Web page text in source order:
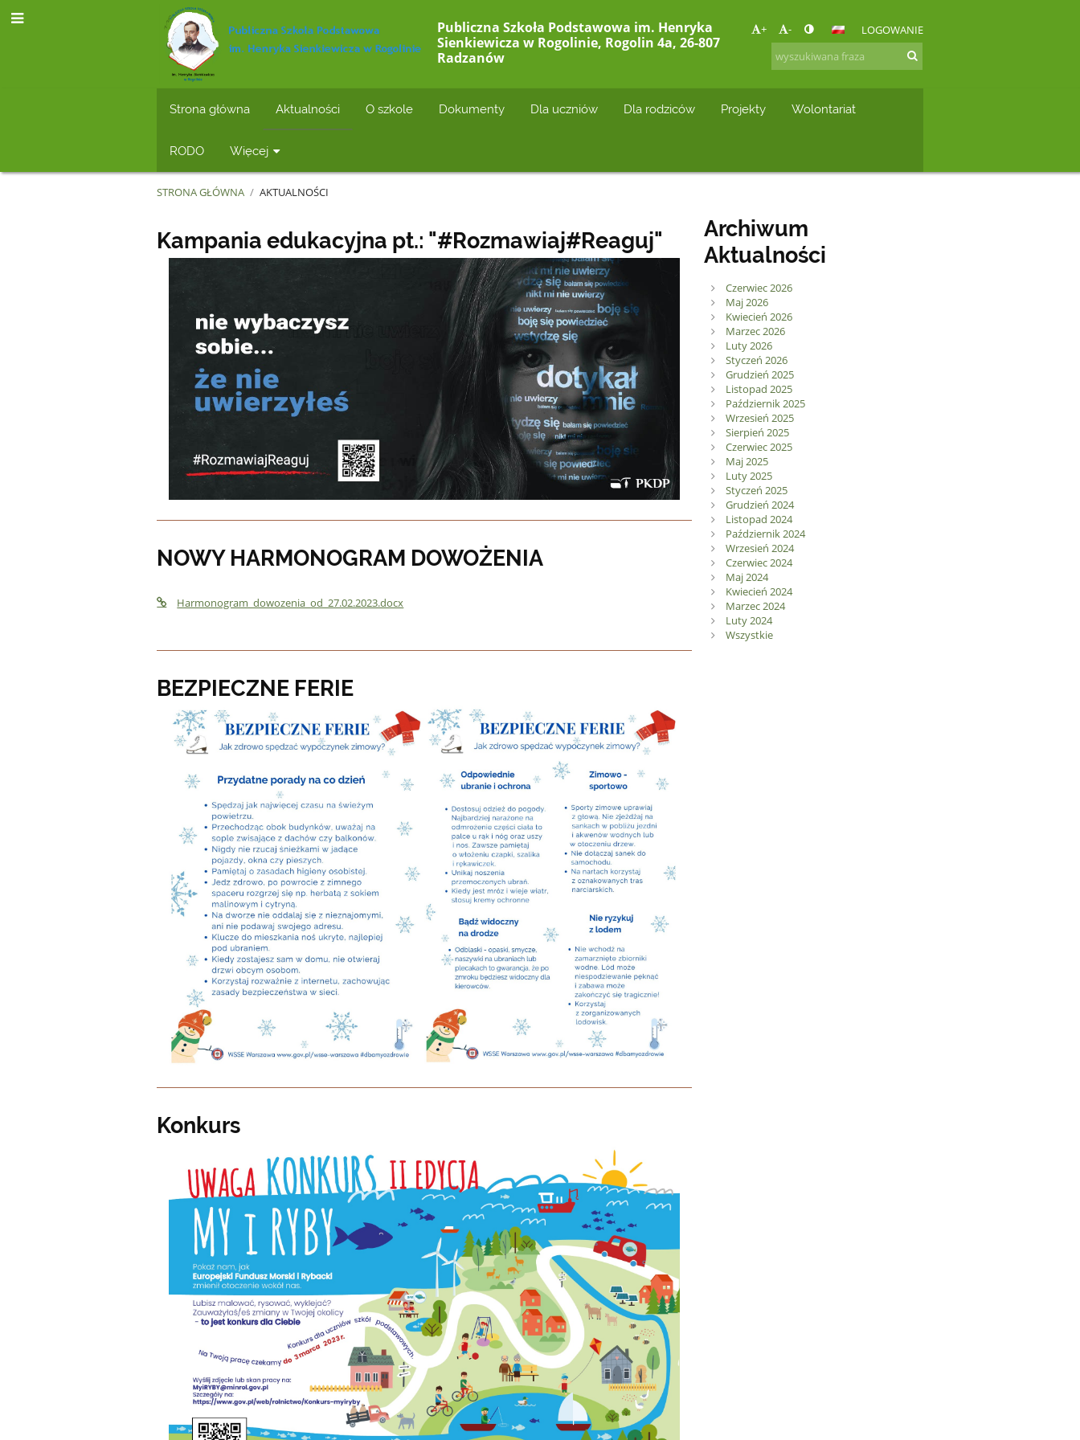
Publiczna Szkoła Podstawowa im. Henryka
Sienkiewicza w Rogolinie, Rogolin 4a, 26-807
Radzanów
+ - LOGOWANIE
Strona główna Aktualności O szkole Dokumenty Dla uczniów Dla rodziców Projekty Wolontariat
RODO Więcej
STRONA GŁÓWNA / AKTUALNOŚCI
Aktualności
Kampania edukacyjna pt.: "#Rozmawiaj#Reaguj"
NOWY HARMONOGRAM DOWOŻENIA
Harmonogram_dowozenia_od_27.02.2023.docx
BEZPIECZNE FERIE
Konkurs
Archiwum
Aktualności
Czerwiec 2026
Maj 2026
Kwiecień 2026
Marzec 2026
Luty 2026
Styczeń 2026
Grudzień 2025
Listopad 2025
Październik 2025
Wrzesień 2025
Sierpień 2025
Czerwiec 2025
Maj 2025
Luty 2025
Styczeń 2025
Grudzień 2024
Listopad 2024
Październik 2024
Wrzesień 2024
Czerwiec 2024
Maj 2024
Kwiecień 2024
Marzec 2024
Luty 2024
Wszystkie